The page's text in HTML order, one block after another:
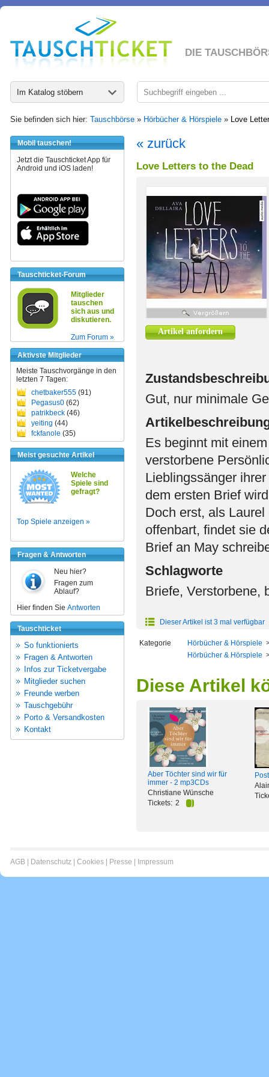
DIE
Im Katalog stöbern
Sie befinden sich hier: Tauschbörse » Hörbücher & Hörspiele » Love
Mobil tauschen!
Jetzt die Tauschticket App für
Android und iOS laden!
Tauschticket-Forum
Mitglieder
tauschen
sich aus und
diskutieren.
Zum Forum »
Aktivste Mitglieder
Meiste Tauschvorgänge in den
letzten 7 Tagen:
chetbaker555 (91)
Pegasus0 (62)
patrikbeck (46)
yeiting (44)
fckfanole (35)
Meist gesuchte Artikel
Welche
Spiele sind
gefragt?
Top Spiele anzeigen »
Fragen & Antworten
Neu hier?
Fragen zum
Ablauf?
Hier finden Sie Antworten
Tauschticket
So funktionierts
Fragen & Antworten
Infos zur Ticketvergabe
Mitglieder suchen
Freunde werben
Tauschgebühr
Porto & Versandkosten
Kontakt
« zurück
Love Letters to the Dead
Artikel anfordern
Gut, nur minimale
Es beginnt mit
verstorbene
Lieblingssänger
dem ersten Brief
Doch erst, als
offenbart, findet sie
Brief an May
Schlagworte
Briefe, Verstorbene,
Dieser Artikel ist 3 mal verfügbar
Kategorie Hörbücher & Hörspiele
Hörbücher & Hörspiele
Diese Artikel
Aber Töchter sind wir für
immer - 2 mp3CDs
Christiane Wünsche
Tickets: 2
AGB Datenschutz Cookies Presse Impressum